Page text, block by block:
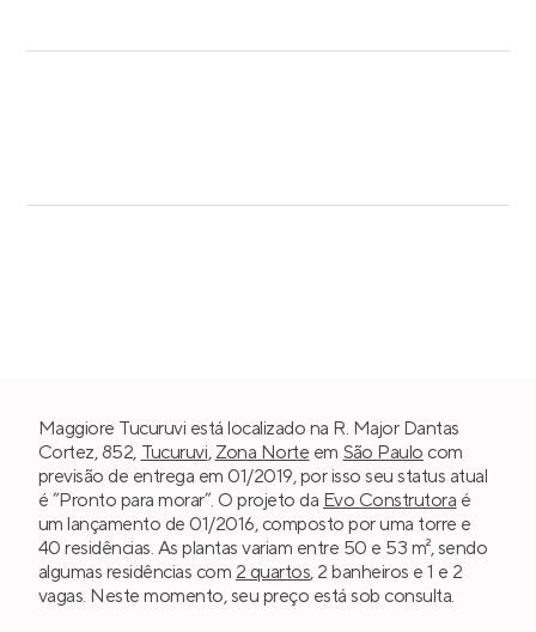
Maggiore Tucuruvi está localizado na R. Major Dantas
Cortez, 852, Tucuruvi, Zona Norte em São Paulo com
previsão de entrega em 01/2019, por isso seu status atual
é “Pronto para morar”. O projeto da Evo Construtora é
um lançamento de 01/2016, composto por uma torre e
40 residências. As plantas variam entre 50 e 53 m², sendo
algumas residências com 2 quartos, 2 banheiros e 1 e 2
vagas. Neste momento, seu preço está sob consulta.